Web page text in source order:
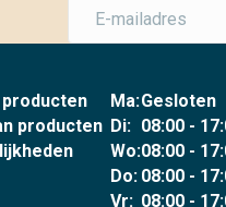
producten
Ma:Gesloten
Di: 08:00 -
Wo:08:00 -
Do: 08:00 -
Vr: 08:00 -